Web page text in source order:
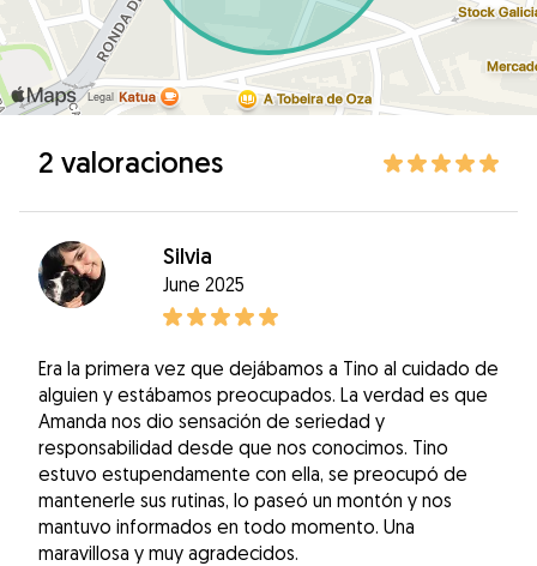
2 valoraciones
Silvia
June 2025
Era la primera vez que dejábamos a Tino al cuidado de
alguien y estábamos preocupados. La verdad es que
Amanda nos dio sensación de seriedad y
responsabilidad desde que nos conocimos. Tino
estuvo estupendamente con ella, se preocupó de
mantenerle sus rutinas, lo paseó un montón y nos
mantuvo informados en todo momento. Una
maravillosa y muy agradecidos.